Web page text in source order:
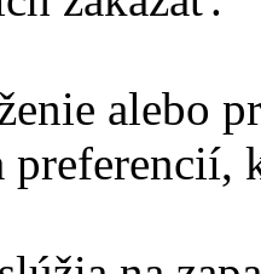
alebo
preferencií,